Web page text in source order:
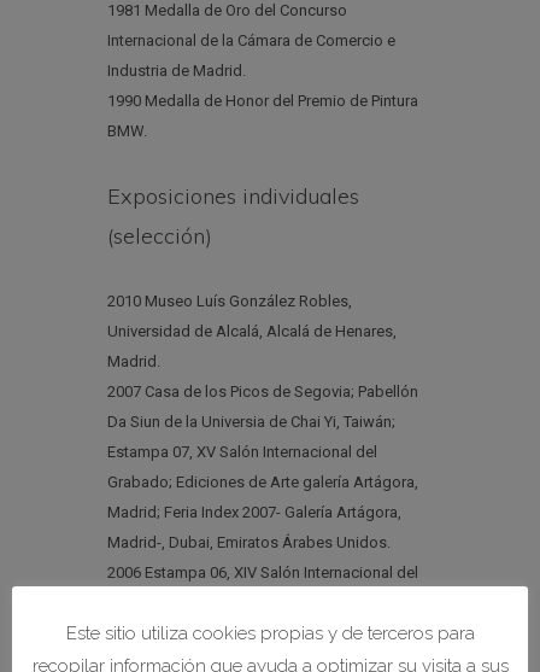
1981 Medalla de Oro del Concurso
Internacional de la Cámara de Comercio e
Industria de Madrid.
1990 Medalla de Honor del Premio de Pintura
BMW.
Exposiciones individuales
(selección)
2010 Museo Luís González Robles,
Universidad de Alcalá, Alcalá de Henares,
Madrid.
2007 Casa de los Picos de Segovia; Pabellón
Da Siun de la Universia de Chai Yi, Taiwán;
Estampa 07, XV Salón Internacional del
Grabado; Ediciones de Arte galería Artágora,
Madrid; Feria Index 2007- Galería Artágora,
Madrid-, Dubai, Emiratos Árabes Unidos.
2006 Estampa 06, XIV Salón Internacional del
2002 Galería Caja Duero, Salamanca.
2001 Galería Artelancia, León.
Este sitio utiliza cookies propias y de terceros para
recopilar información que ayuda a optimizar su visita a sus